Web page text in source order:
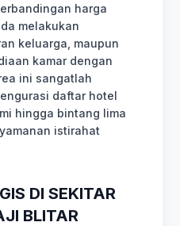
harga
melakukan
keluarga, maupun
kamar dengan
ini sangatlah
daftar hotel
hingga bintang lima
istirahat
DI SEKITAR
BLITAR